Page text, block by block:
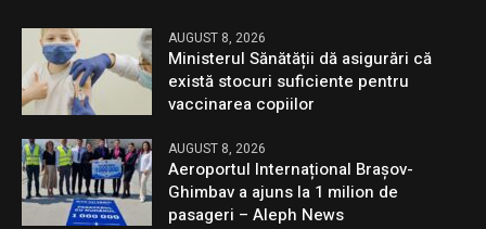
AUGUST 8, 2026
Ministerul Sănătății dă asigurări că
există stocuri suficiente pentru
vaccinarea copiilor
AUGUST 8, 2026
Aeroportul Internațional Brașov-
Ghimbav a ajuns la 1 milion de
pasageri – Aleph News